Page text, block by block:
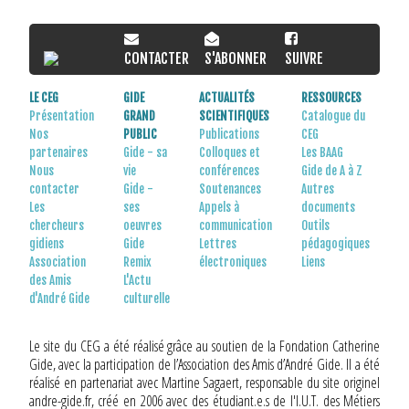
Avec le soutien de l'Association des Amis
d’André Gide
d’André Gide, dont la vocation artistique est
née du sentiment de n’être « pas pareil aux
autres ». Dans une société qui condamnait
l’homosexualité au nom de la morale comme
de l’hygiène sociale, une telle quête d’identité
ne pouvait passer que par une remise en
question méthodique, d’abord secrète,
ensuite explicite, du discours social de
l’époque, qui dépasse d’ailleurs le cadre de
cette œuvre. Une telle entreprise critique
impliquait en effet pour Gide une réévaluation
complète des normes et des représentations
de l’époque. En sapant les fondements de la
domination liée à l’orientation sexuelle, elle
prend du même coup une valeur à la fois plus
générale et plus radicale : elle interroge aussi
statut dans la société, d’abord indirectement,
puis frontalement, avec la trilogie de L’École
des femmes.
CONTACTER S'ABONNER SUIVRE
LE CEG
Présentation
Nos
partenaires
Nous
contacter
Les
chercheurs
gidiens
Association
des Amis
d'André Gide
GIDE
GRAND
PUBLIC
Gide - sa
vie
Gide -
ses
oeuvres
Gide
Remix
L'Actu
culturelle
ACTUALITÉS
SCIENTIFIQUES
Publications
Colloques et
conférences
Soutenances
Appels à
communication
Lettres
électroniques
RESSOURCES
Catalogue du
CEG
Les BAAG
Gide de A à Z
Autres
documents
Outils
pédagogiques
Liens
Le site du CEG a été réalisé grâce au soutien de la Fondation Catherine
Gide, avec la participation de l’Association des Amis d’André Gide. Il a été
réalisé en partenariat avec Martine Sagaert, responsable du site originel
andre-gide.fr, créé en 2006 avec des étudiant.e.s de l'I.U.T. des Métiers